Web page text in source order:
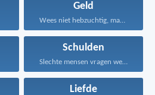
Geld
Wees niet hebzuchtig, maar...
Schulden
Slechte mensen vragen wel...
Liefde